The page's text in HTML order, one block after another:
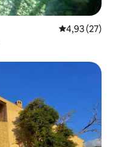
Gemiddelde
4,93 (27)